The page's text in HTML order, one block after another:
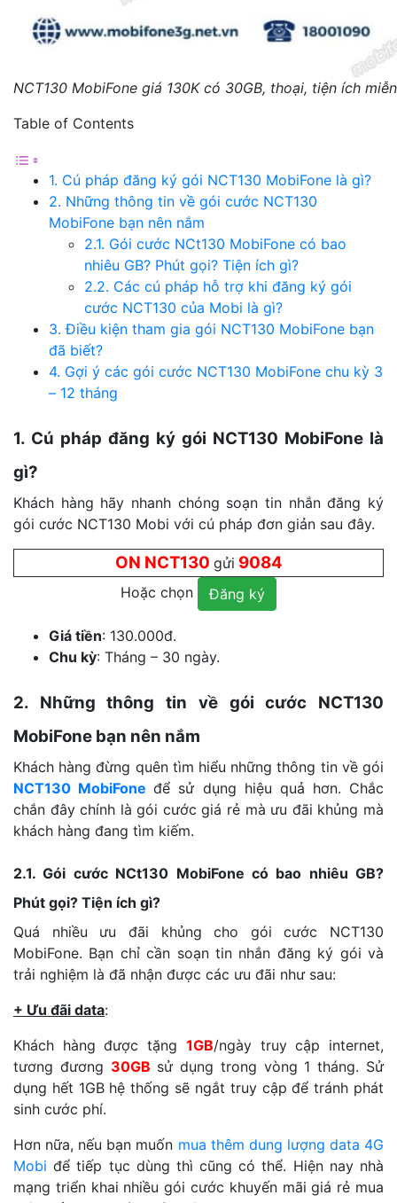
NCT130 MobiFone giá 130K có 30GB, thoại, tiện ích
Table of Contents
1. Cú pháp đăng ký gói NCT130 MobiFone là gì?
2. Những thông tin về gói cước NCT130
MobiFone bạn nên nắm
2.1. Gói cước NCt130 MobiFone có bao
nhiêu GB? Phút gọi? Tiện ích gì?
2.2. Các cú pháp hỗ trợ khi đăng ký gói
cước NCT130 của Mobi là gì?
3. Điều kiện tham gia gói NCT130 MobiFone bạn
đã biết?
4. Gợi ý các gói cước NCT130 MobiFone chu kỳ 3
– 12 tháng
1. Cú pháp đăng ký gói NCT130 MobiFone là
gì?
Khách hàng hãy nhanh chóng soạn tin nhắn đăng ký
gói cước NCT130 Mobi với cú pháp đơn giản sau đây.
ON NCT130 gửi 9084
Hoặc chọn Đăng ký
Giá tiền: 130.000đ.
Chu kỳ: Tháng – 30 ngày.
2. Những thông tin về gói cước NCT130
MobiFone bạn nên nắm
Khách hàng đừng quên tìm hiểu những thông tin về gói
NCT130 MobiFone để sử dụng hiệu quả hơn. Chắc
chắn đây chính là gói cước giá rẻ mà ưu đãi khủng mà
khách hàng đang tìm kiếm.
2.1. Gói cước NCt130 MobiFone có bao nhiêu GB?
Phút gọi? Tiện ích gì?
Quá nhiều ưu đãi khủng cho gói cước NCT130
MobiFone. Bạn chỉ cần soạn tin nhắn đăng ký gói và
trải nghiệm là đã nhận được các ưu đãi như sau:
+ Ưu đãi data:
Khách hàng được tặng 1GB/ngày truy cập internet,
tương đương 30GB sử dụng trong vòng 1 tháng. Sử
dụng hết 1GB hệ thống sẽ ngắt truy cập để tránh phát
sinh cước phí.
Hơn nữa, nếu bạn muốn mua thêm dung lượng data 4G
Mobi để tiếp tục dùng thì cũng có thể. Hiện nay nhà
mạng triển khai nhiều gói cước khuyến mãi giá rẻ mua